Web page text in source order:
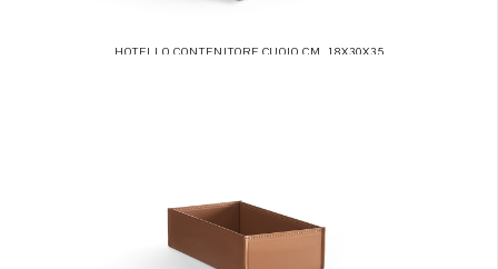
HOTELLO CONTENITORE CUOIO CM. 18X30X35